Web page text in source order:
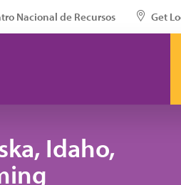
Nacional de Recursos Get
Idaho,